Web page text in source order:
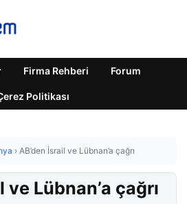
Firma Rehberi Forum
Politikası
› AB’den İsrail ve Lübnan’a çağrı
ve Lübnan’a çağrı